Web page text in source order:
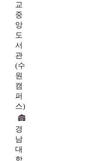
교
중
앙
도
서
관
(수
원
캠
퍼
스)
경
남
대